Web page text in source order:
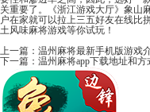
关重要了。《浙江游戏大厅》象山
户在家就可以拉上三五好友在线比
土风味麻将游戏等你试玩！
上一篇： 温州麻将最新手机版游戏
下一篇： 温州麻将app下载地址和方